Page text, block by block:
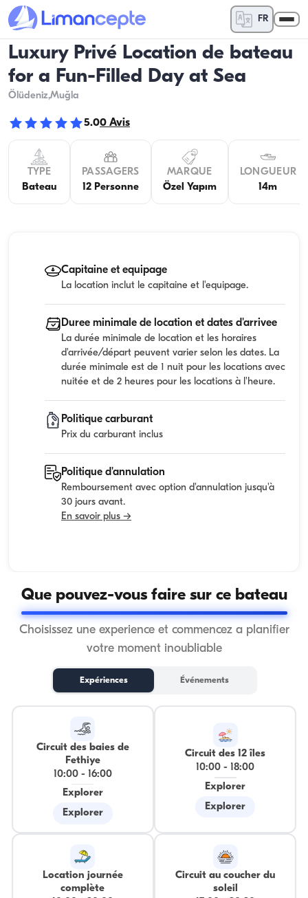
FR
Luxury Privé Location de bateau
for a Fun-Filled Day at Sea
Ölüdeniz,Muğla
5.00 Avis
TYPE
Bateau
PASSAGERS
12 Personne
MARQUE
Özel Yapım
LONGUEUR
14m
Capitaine et equipage
La location inclut le capitaine et l'equipage.
Duree minimale de location et dates d'arrivee
La durée minimale de location et les horaires
d'arrivée/départ peuvent varier selon les dates. La
durée minimale est de 1 nuit pour les locations avec
nuitée et de 2 heures pour les locations à l'heure.
Politique carburant
Prix du carburant inclus
Politique d'annulation
Remboursement avec option d'annulation jusqu'à
30 jours avant.
En savoir plus →
Que pouvez-vous faire sur ce bateau
Choisissez une experience et commencez a planifier
votre moment inoubliable
Expériences Événements
Circuit des baies de
Fethiye
10:00-
16:00
Explorer
Explorer
Circuit des 12 îles
10:00 - 18:00
Explorer
Explorer
Location journée
complète
Circuit au coucher du
soleil